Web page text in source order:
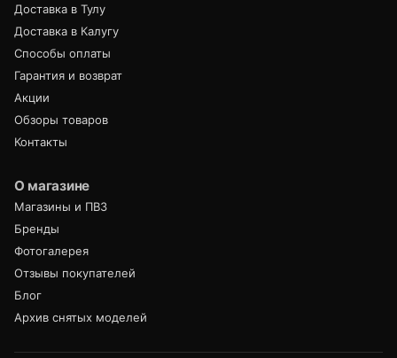
Доставка в Тулу
Доставка в Калугу
Способы оплаты
Гарантия и возврат
Акции
Обзоры товаров
Контакты
О магазине
Магазины и ПВЗ
Бренды
Фотогалерея
Отзывы покупателей
Блог
Архив снятых моделей